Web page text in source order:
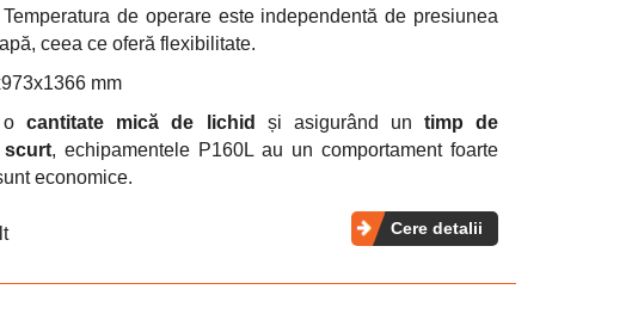
Temperatura de operare este independentă de presiunea
ceea ce oferă flexibilitate.
mm
ocantitate mică de lichid și asigurând un timp de
scurt, echipamentele P160L au un comportament foarte
economice.
Cere detalii